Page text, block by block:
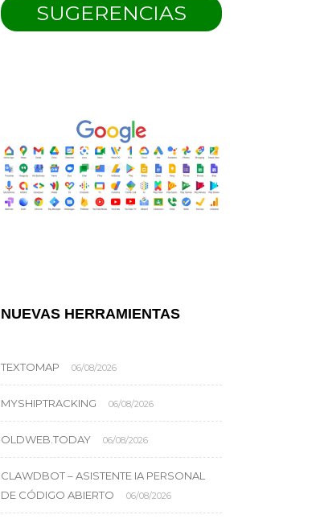
SUGERENCIAS
NUEVAS HERRAMIENTAS
TEXTOMAP 06/08/2026
MYSHIPTRACKING 06/08/2026
OLDWEB.TODAY 06/08/2026
CLAWDBOT – ASISTENTE IA PERSONAL
DE CÓDIGO ABIERTO
06/08/2026